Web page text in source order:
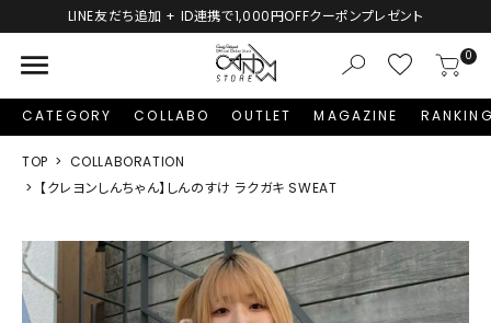
LINE友だち追加 + ID連携で1,000円OFFクーポンプレゼント
menu 0
CATEGORY COLLABO OUTLET MAGAZINE
TOP
COLLABORATION
【クレヨンしんちゃん】しんのすけ ラクガキ SWEAT